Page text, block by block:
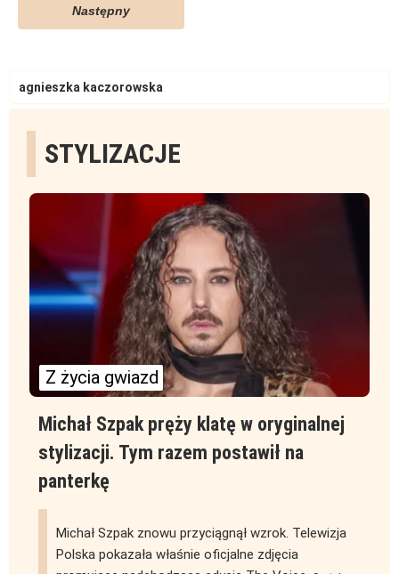
Następny
for:
STYLIZACJE
Z życia gwiazd
Michał Szpak pręży klatę w oryginalnej
stylizacji. Tym razem postawił na
panterkę
Michał Szpak znowu przyciągnął wzrok. Telewizja
Polska pokazała właśnie oficjalne zdjęcia